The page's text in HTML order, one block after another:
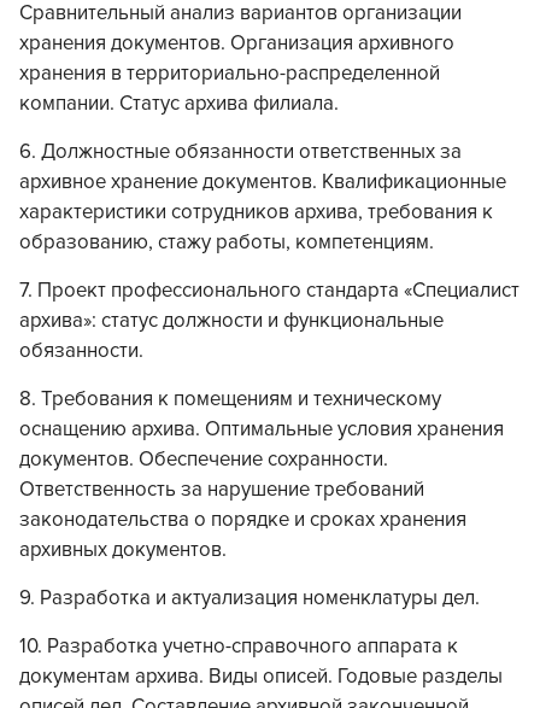
Сравнительный анализ вариантов организации
хранения документов. Организация архивного
хранения в территориально-распределенной
компании. Статус архива филиала.
6. Должностные обязанности ответственных за
архивное хранение документов. Квалификационные
характеристики сотрудников архива, требования к
образованию, стажу работы, компетенциям.
7. Проект профессионального стандарта «Специалист
архива»: статус должности и функциональные
обязанности.
8. Требования к помещениям и техническому
оснащению архива. Оптимальные условия хранения
документов. Обеспечение сохранности.
Ответственность за нарушение требований
законодательства о порядке и сроках хранения
архивных документов.
9. Разработка и актуализация номенклатуры дел.
10. Разработка учетно-справочного аппарата к
документам архива. Виды описей. Годовые разделы